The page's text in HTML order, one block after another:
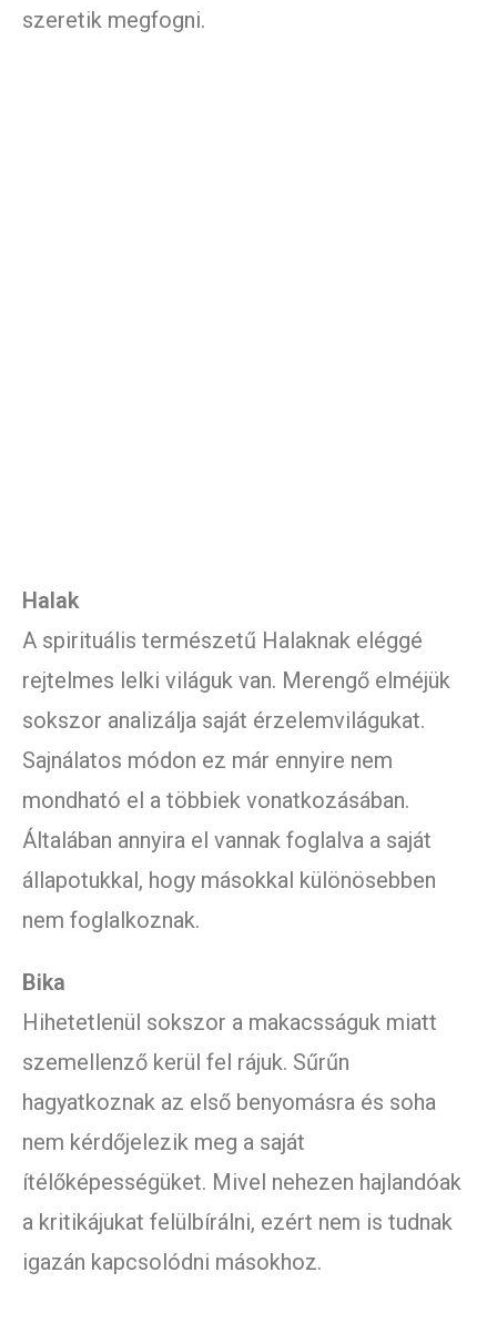
szeretik megfogni.
Halak
A spirituális természetű Halaknak eléggé
rejtelmes lelki világuk van. Merengő elméjük
sokszor analizálja saját érzelemvilágukat.
Sajnálatos módon ez már ennyire nem
mondható el a többiek vonatkozásában.
Általában annyira el vannak foglalva a saját
állapotukkal, hogy másokkal különösebben
nem foglalkoznak.
Bika
Hihetetlenül sokszor a makacsságuk miatt
szemellenző kerül fel rájuk. Sűrűn
hagyatkoznak az első benyomásra és soha
nem kérdőjelezik meg a saját
ítélőképességüket. Mivel nehezen hajlandóak
a kritikájukat felülbírálni, ezért nem is tudnak
igazán kapcsolódni másokhoz.